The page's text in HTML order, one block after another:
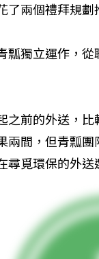
了兩個禮拜規劃
瓢獨立運作，
之前的外送，
兩間，但青瓢
尋覓環保的外送